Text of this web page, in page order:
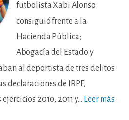
futbolista Xabi Alonso
consiguió frente a la
Hacienda Pública;
Abogacía del Estado y
al deportista de tres delitos
declaraciones de IRPF,
2010, 2011 y… Leer más